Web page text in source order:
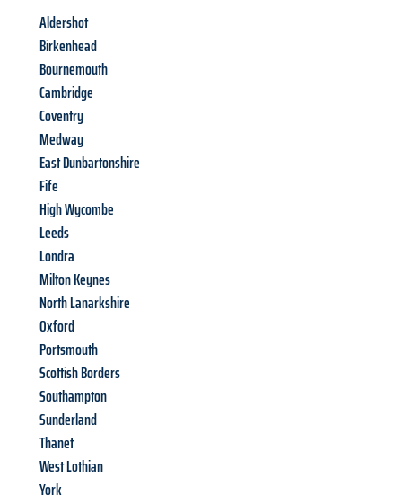
Aldershot
Birkenhead
Bournemouth
Cambridge
Coventry
Medway
East Dunbartonshire
Fife
High Wycombe
Leeds
Londra
Milton Keynes
North Lanarkshire
Oxford
Portsmouth
Scottish Borders
Southampton
Sunderland
Thanet
West Lothian
York